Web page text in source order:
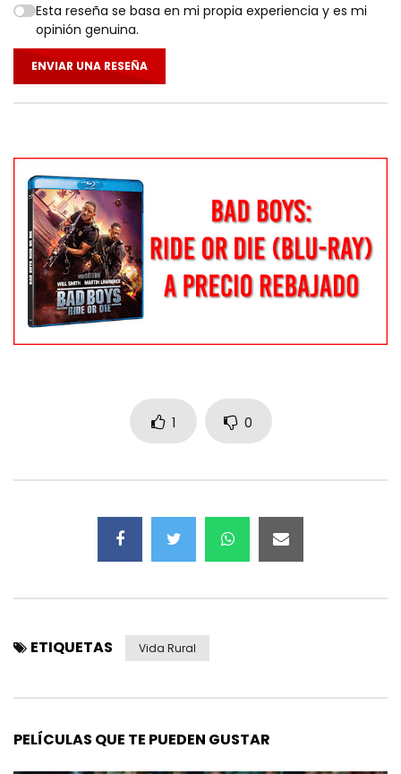
Esta reseña se basa en mi propia experiencia y es mi
opinión genuina.
ENVIAR UNA RESEÑA
1 0
ETIQUETAS Vida Rural
PELÍCULAS QUE TE PUEDEN GUSTAR